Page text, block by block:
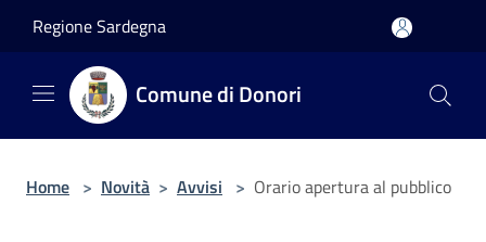
Regione Sardegna
Comune di Donori
Home > Novità > Avvisi > Orario apertura al pubblico